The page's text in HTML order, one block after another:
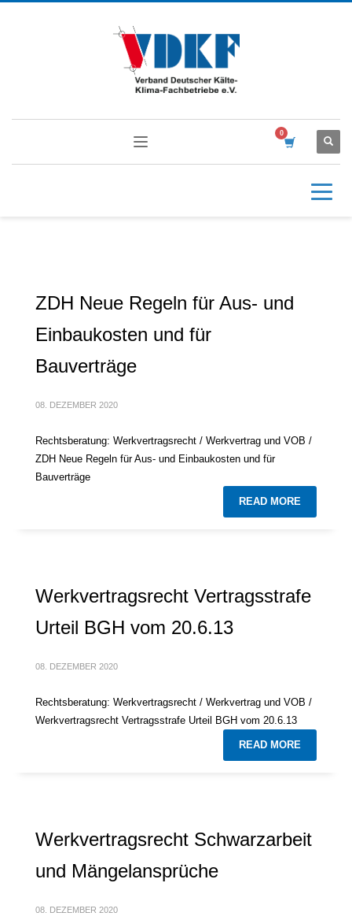
ZDH Neue Regeln für Aus- und
Einbaukosten und für
Bauverträge
08. DEZEMBER 2020
Rechtsberatung: Werkvertragsrecht / Werkvertrag und VOB /
ZDH Neue Regeln für Aus- und Einbaukosten und für
Bauverträge
READ MORE
Werkvertragsrecht Vertragsstrafe
Urteil BGH vom 20.6.13
08. DEZEMBER 2020
Rechtsberatung: Werkvertragsrecht / Werkvertrag und VOB /
Werkvertragsrecht Vertragsstrafe Urteil BGH vom 20.6.13
READ MORE
Werkvertragsrecht Schwarzarbeit
und Mängelansprüche
08. DEZEMBER 2020